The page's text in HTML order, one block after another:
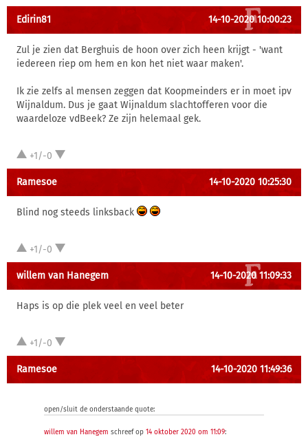
Edirin81 14-10-2020 10:00:23
Zul je zien dat Berghuis de hoon over zich heen krijgt - 'want
iedereen riep om hem en kon het niet waar maken'.
Ik zie zelfs al mensen zeggen dat Koopmeinders er in moet ipv
Wijnaldum. Dus je gaat Wijnaldum slachtofferen voor die
waardeloze vdBeek? Ze zijn helemaal gek.
+1/-0
Ramesoe 14-10-2020 10:25:30
Blind nog steeds linksback
+1/-0
willem van Hanegem 14-10-2020 11:09:33
Haps is op die plek veel en veel beter
+1/-0
Ramesoe 14-10-2020 11:49:36
open/sluit de onderstaande quote:
willem van Hanegem schreef op 14 oktober 2020 om 11:09: